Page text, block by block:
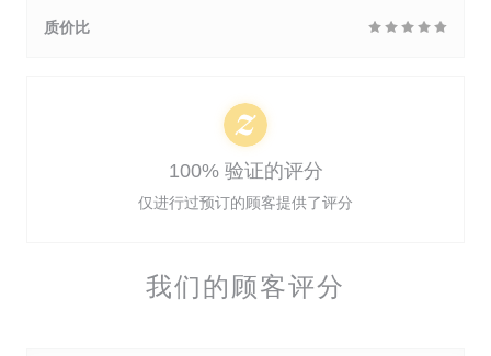
我们的顾客评分
质价比
100% 验证的评分
仅进行过预订的顾客提供了评分